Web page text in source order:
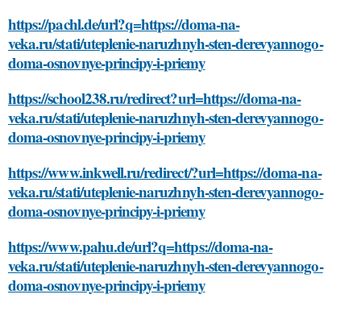
https://pachl.de/url?q=https://doma-na-
veka.ru/stati/uteplenie-naruzhnyh-sten-derevyannogo-
doma-osnovnye-principy-i-priemy
https://school238.ru/redirect?url=https://doma-na-
veka.ru/stati/uteplenie-naruzhnyh-sten-derevyannogo-
doma-osnovnye-principy-i-priemy
https://www.inkwell.ru/redirect/?url=https://doma-na-
veka.ru/stati/uteplenie-naruzhnyh-sten-derevyannogo-
doma-osnovnye-principy-i-priemy
https://www.pahu.de/url?q=https://doma-na-
veka.ru/stati/uteplenie-naruzhnyh-sten-derevyannogo-
doma-osnovnye-principy-i-priemy